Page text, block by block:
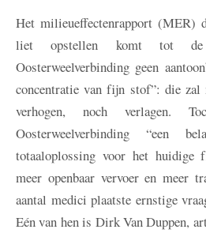
Het milieueffectenrapport (MER)
liet opstellen komt tot
Oosterweelverbinding geen
concentratie van fijn stof”: die zal
verhogen, noch verlagen.
Oosterweelverbinding “een
totaaloplossing voor het
meer openbaar vervoer en meer
aantal medici plaatste ernstige
Eén van hen is Dirk Van Duppen,